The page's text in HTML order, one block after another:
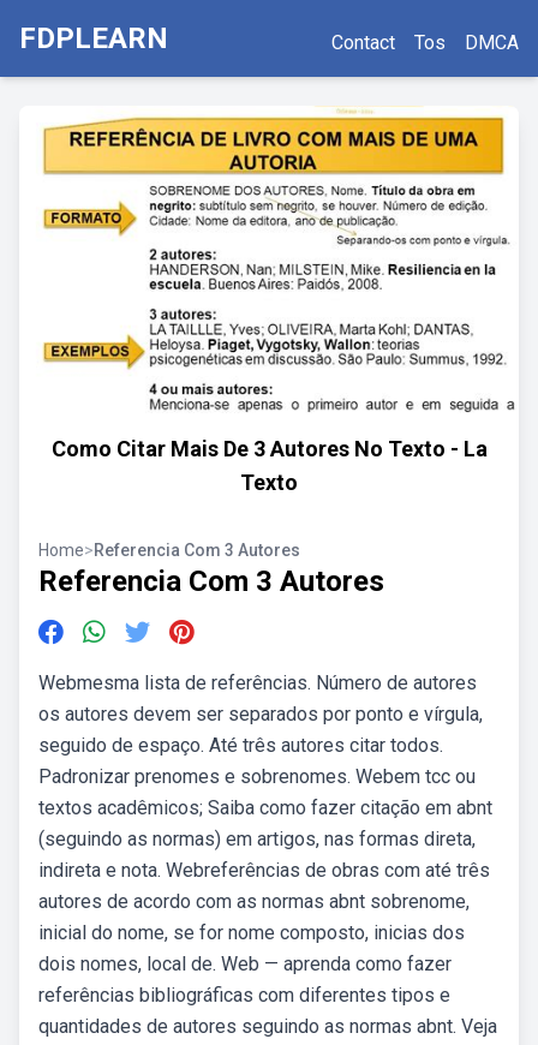
FDPLEARN Contact Tos DMCA
Como Citar Mais De 3 Autores No Texto - La
Texto
Home>Referencia Com 3 Autores
Referencia Com 3 Autores
Webmesma lista de referências. Número de autores
os autores devem ser separados por ponto e vírgula,
seguido de espaço. Até três autores citar todos.
Padronizar prenomes e sobrenomes. Webem tcc ou
textos acadêmicos; Saiba como fazer citação em abnt
(seguindo as normas) em artigos, nas formas direta,
indireta e nota. Webreferências de obras com até três
autores de acordo com as normas abnt sobrenome,
inicial do nome, se for nome composto, inicias dos
dois nomes, local de. Web — aprenda como fazer
referências bibliográficas com diferentes tipos e
quantidades de autores seguindo as normas abnt. Veja